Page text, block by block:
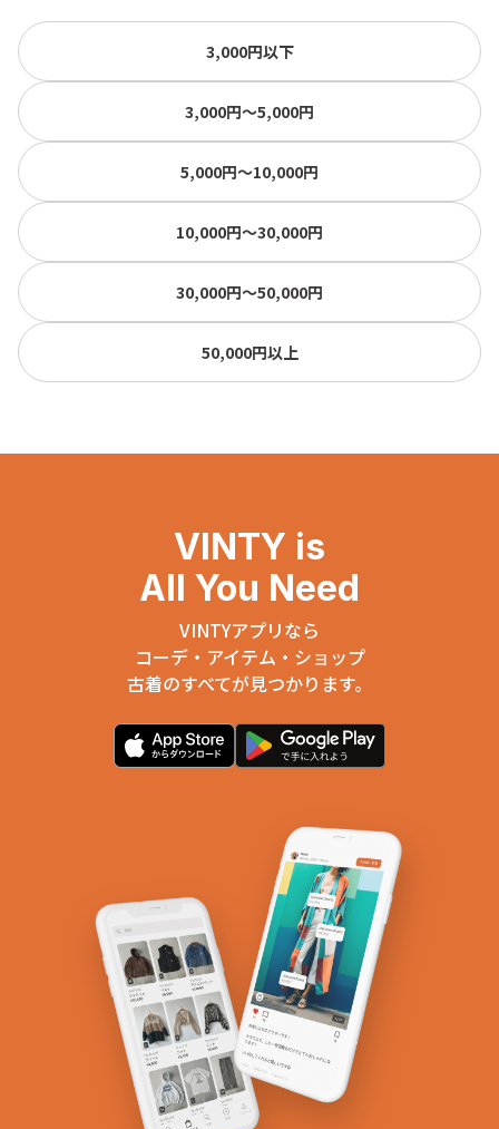
3,000円以下
3,000円〜5,000円
5,000円〜10,000円
10,000円〜30,000円
30,000円〜50,000円
50,000円以上
VINTY is
All You Need
VINTYアプリなら
コーデ・アイテム・ショップ
古着のすべてが見つかります。